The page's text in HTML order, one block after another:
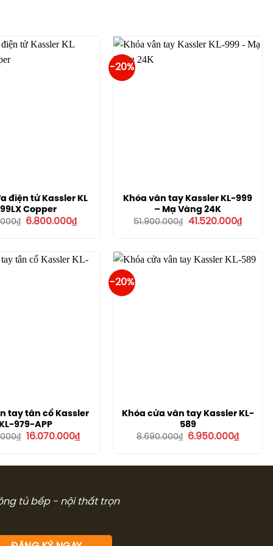
điện tử Kassler KL
Copper
₫ Giá
6.800.000₫Giá
hiện
6.800.000₫.
-20%
Khóa vân tay Kassler KL-999
– Mạ Vàng 24K
51.900.000₫ Giá
41.520.000₫Giá
hiện
tay tân cổ Kassler
KL-979-APP
₫ Giá
16.070.000₫Giá
hiện
-20%
Khóa cửa vân tay Kassler KL-
589
8.690.000₫ Giá
6.950.000₫Giá
hiện
tủ bếp - nội thất trọn